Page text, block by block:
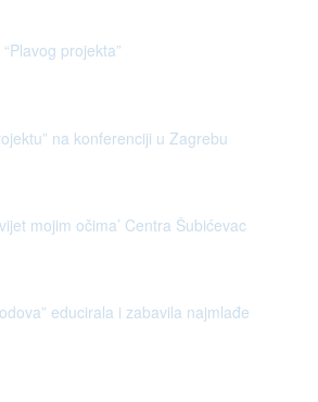
projekta”
na konferenciji u Zagrebu
mojim očima’ Centra Šubićevac
educirala i zabavila najmlađe